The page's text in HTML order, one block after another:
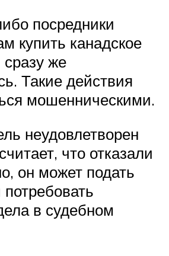
посредники
купить канадское
сразу же
Такие действия
мошенническими.
неудовлетворен
что отказали
он может подать
в судебном